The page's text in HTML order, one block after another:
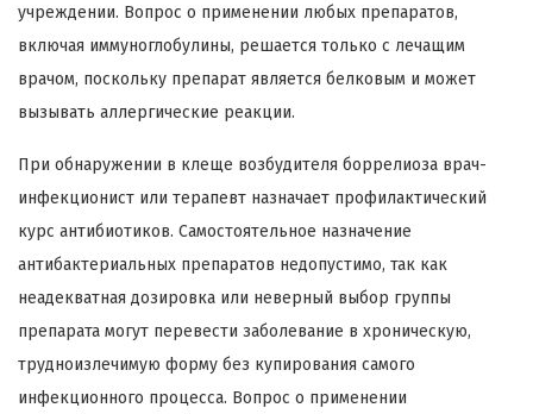
учреждении. Вопрос о применении любых препаратов,
включая иммуноглобулины, решается только с лечащим
врачом, поскольку препарат является белковым и может
вызывать аллергические реакции.
При обнаружении в клеще возбудителя боррелиоза врач-
инфекционист или терапевт назначает профилактический
курс антибиотиков. Самостоятельное назначение
антибактериальных препаратов недопустимо, так как
неадекватная дозировка или неверный выбор группы
препарата могут перевести заболевание в хроническую,
трудноизлечимую форму без купирования самого
инфекционного процесса. Вопрос о применении